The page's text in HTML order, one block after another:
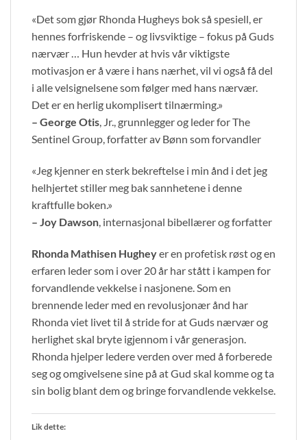
«Det som gjør Rhonda Hugheys bok så spesiell, er
hennes forfriskende – og livsviktige – fokus på Guds
nærvær … Hun hevder at hvis vår viktigste
motivasjon er å være i hans nærhet, vil vi også få del
i alle velsignelsene som følger med hans nærvær.
Det er en herlig ukomplisert tilnærming.»
– George Otis, Jr., grunnlegger og leder for The
Sentinel Group, forfatter av Bønn som forvandler
«Jeg kjenner en sterk bekreftelse i min ånd i det jeg
helhjertet stiller meg bak sannhetene i denne
kraftfulle boken.»
– Joy Dawson, internasjonal bibellærer og forfatter
Rhonda Mathisen Hugheyer en profetisk røst og en
erfaren leder som i over 20 år har stått i kampen for
forvandlende vekkelse i nasjonene. Som en
brennende leder med en revolusjonær ånd har
Rhonda viet livet til å stride for at Guds nærvær og
herlighet skal bryte igjennom i vår generasjon.
Rhonda hjelper ledere verden over med å forberede
seg og omgivelsene sine på at Gud skal komme og ta
sin bolig blant dem og bringe forvandlende vekkelse.
Lik dette: